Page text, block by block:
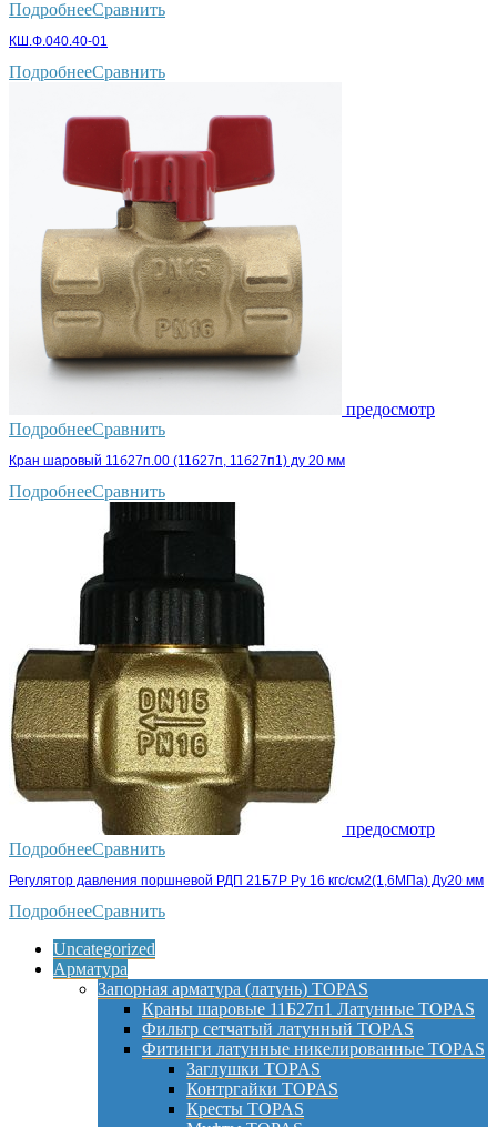
ПодробнееСравнить
КШ.Ф.040.40-01
ПодробнееСравнить
предосмотр
ПодробнееСравнить
Кран шаровый 11б27п.00 (11б27п, 11б27п1) ду 20 мм
ПодробнееСравнить
предосмотр
ПодробнееСравнить
Регулятор давления поршневой РДП 21Б7Р Ру 16 кгс/см2(1,6МПа) Ду20 мм
ПодробнееСравнить
Uncategorized
Арматура
Запорная арматура (латунь) TOPAS
Краны шаровые 11Б27п1 Латунные TOPAS
Фильтр сетчатый латунный TOPAS
Фитинги латунные никелированные TOPAS
Заглушки TOPAS
Контргайки TOPAS
Кресты TOPAS